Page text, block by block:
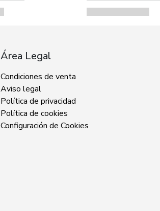
Área Legal
Condiciones de venta
Aviso legal
Política de privacidad
Política de cookies
Configuración de Cookies